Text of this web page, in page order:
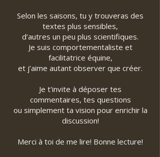
Selon les saisons, tu y trouveras des
textes plus sensibles,
d’autres un peu plus scientifiques.
Je suis comportementaliste et
facilitatrice équine,
et j’aime autant observer que créer.
Je t'invite à déposer tes
commentaires, tes questions
ou simplement ta vision pour enrichir la
discussion!
Merci à toi de me lire! Bonne lecture!